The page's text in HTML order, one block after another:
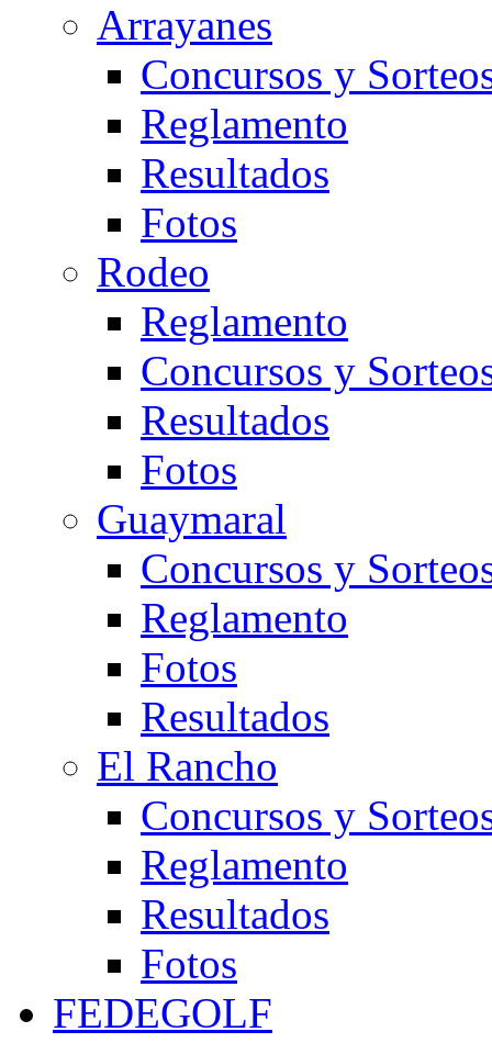
Arrayanes
Concursos y
Reglamento
Resultados
Fotos
Rodeo
Reglamento
Concursos y
Resultados
Fotos
Guaymaral
Concursos y
Reglamento
Fotos
Resultados
El Rancho
Concursos y
Reglamento
Resultados
Fotos
FEDEGOLF